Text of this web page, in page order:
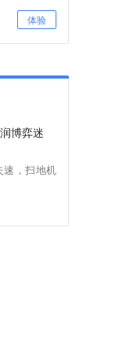
体验
博弈迷
速，扫地机